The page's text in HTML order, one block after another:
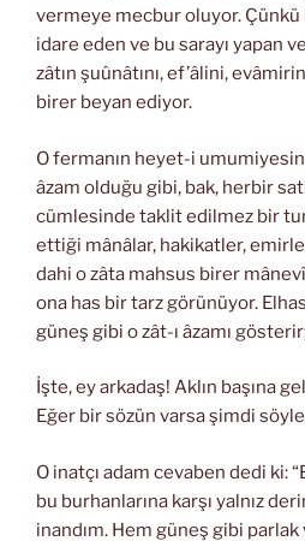
vermeye mecbur oluyor.
idare eden ve bu sarayı yapan
zâtın şuûnâtını, ef’âlini,
birer beyan ediyor.
O fermanın heyet-i
âzam olduğu gibi, bak, herbir
cümlesinde taklit edilmez bir
ettiği mânâlar, hakikatler,
dahi o zâta mahsus birer
ona has bir tarz görünüyor.
güneş gibi o zât-ı âzamı
İşte, ey arkadaş! Aklın başına
Eğer bir sözün varsa şimdi
O inatçı adam cevaben dedi ki:
bu burhanlarına karşı yalnız
inandım. Hem güneş gibi